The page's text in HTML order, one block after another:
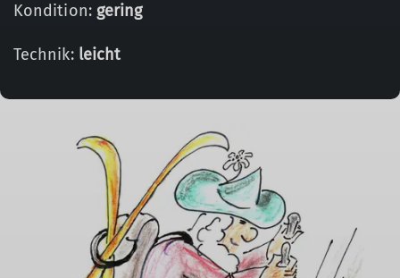
Kondition: gering
Technik: leicht